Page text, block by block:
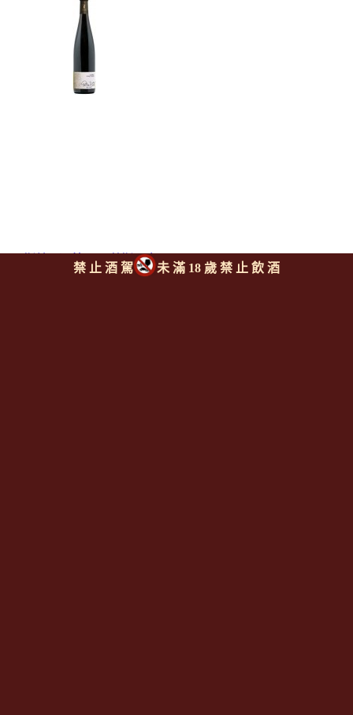
巴斯赫內酒莊 阿爾薩斯黑皮
諾紅酒
禁 止 酒 駕 未 滿 18 歲 禁 止 飲 酒